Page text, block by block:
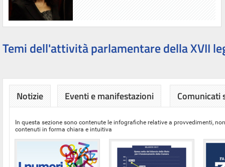
Temi dell'attività parlamentare della XVII
Notizie Eventi e manifestazioni Comunicati
In questa sezione sono contenute le infografiche relative a provvedimenti,
contenuti in forma chiara e intuitiva